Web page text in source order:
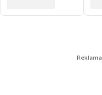
Reklama